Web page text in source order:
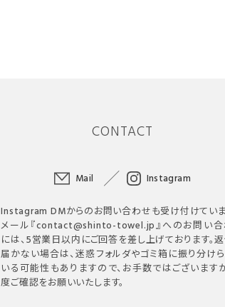
CONTACT
Mail Instagram
Instagram DMからのお問い合わせも受け付けていま
メール『contact@shinto-towel.jp』へのお問い合
には、5営業日以内にご回答を差し上げております。
届かない場合は、迷惑フォルダやゴミ箱に振り分け
いる可能性もありますので、お手数ではございます
度ご確認をお願いいたします。